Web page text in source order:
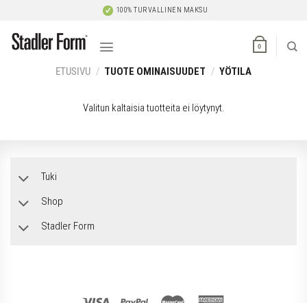
content
100% TURVALLINEN MAKSU
0
ETUSIVU / TUOTE OMINAISUUDET / YÖTILA
Valitun kaltaisia tuotteita ei löytynyt.
Tuki
Shop
Stadler Form